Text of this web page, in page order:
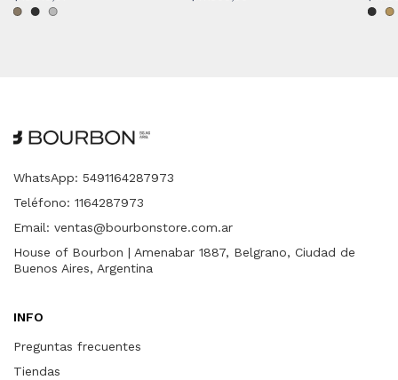
WhatsApp: 5491164287973
Teléfono: 1164287973
Email: ventas@bourbonstore.com.ar
House of Bourbon | Amenabar 1887, Belgrano, Ciudad de
Buenos Aires, Argentina
INFO
Preguntas frecuentes
Tiendas